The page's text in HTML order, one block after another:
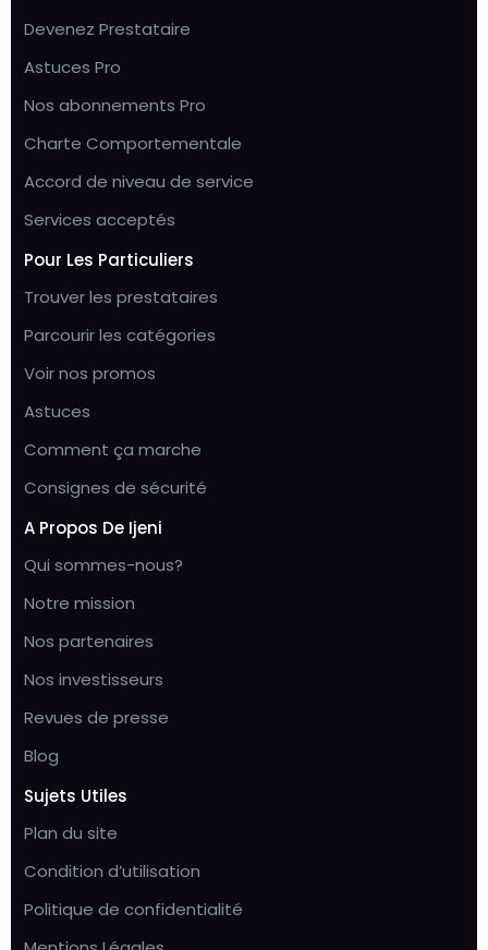
Devenez Prestataire
Astuces Pro
Nos abonnements Pro
Charte Comportementale
Accord de niveau de service
Services acceptés
Pour Les Particuliers
Trouver les prestataires
Parcourir les catégories
Voir nos promos
Astuces
Comment ça marche
Consignes de sécurité
A Propos De Ijeni
Qui sommes-nous?
Notre mission
Nos partenaires
Nos investisseurs
Revues de presse
Blog
Sujets Utiles
Plan du site
Condition d’utilisation
Politique de confidentialité